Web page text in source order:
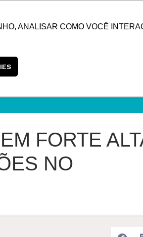
ANALISAR COMO VOCÊ
CENTRAL DE CLIENTES
FORTE
NO